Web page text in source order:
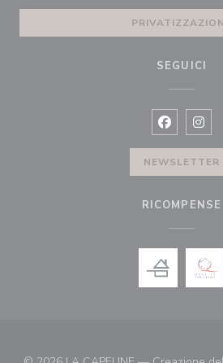
SEGUICI
Facebook
NEWSLETTER
RICOMPENSE